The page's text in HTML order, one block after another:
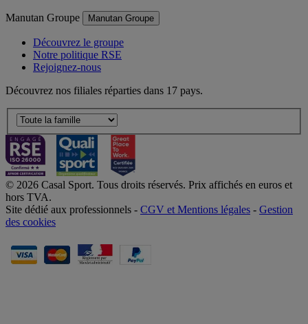
Manutan Groupe Manutan Groupe
Découvrez le groupe
Notre politique RSE
Rejoignez-nous
Découvrez nos filiales réparties dans 17 pays.
© 2026 Casal Sport. Tous droits réservés. Prix affichés en euros et
hors TVA.
Site dédié aux professionnels - CGV et Mentions légales - Gestion
des cookies